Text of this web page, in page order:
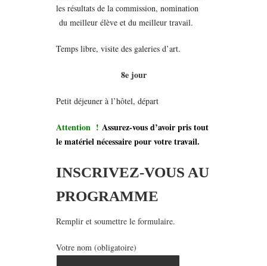
les résultats de la commission, nomination
du meilleur élève et du meilleur travail.
Temps libre, visite des galeries d’art.
8e jour
Petit déjeuner à l’hôtel, départ
Attention ! Assurez-vous d’avoir pris tout
le matériel nécessaire pour votre travail.
INSCRIVEZ-VOUS AU
PROGRAMME
Remplir et soumettre le formulaire.
Votre nom (obligatoire)